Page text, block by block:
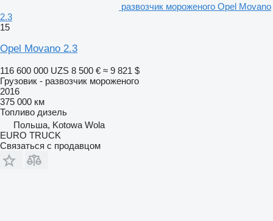
развозчик мороженого Opel Movano
2.3
15
Opel Movano 2.3
116 600 000 UZS 8 500 € ≈ 9 821 $
Грузовик - развозчик мороженого
2016
375 000 км
Топливо дизель
Польша, Kotowa Wola
EURO TRUCK
Связаться с продавцом